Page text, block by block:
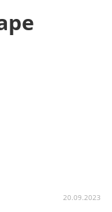
20.09.2023